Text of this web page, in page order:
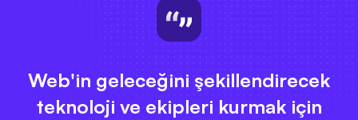
Web'in geleceğini şekillendirecek
teknoloji ve ekipleri kurmak için